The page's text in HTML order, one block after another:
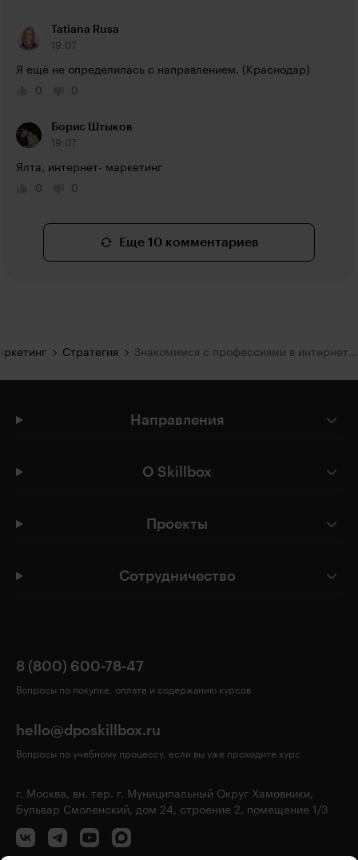
Tatiana Rusa
19:07
Я ещё не определилась с направлением. (Краснодар)
0
0
Борис Штыков
19:07
Ялта, интернет- маркетинг
0
0
Еще 10 комментариев
Стратегия Знакомимся с профессиями в интернет-маркетинге
Направления
О Skillbox
Проекты
Сотрудничество
8 (800) 600-78-47
Вопросы по покупке, оплате и содержанию курсов
hello@dposkillbox.ru
Вопросы по учебному процессу, если вы уже проходите курс
г. Москва, вн. тер. г. Муниципальный Округ Хамовники,
бульвар Смоленский, дом 24, строение 2, помещение 1/3